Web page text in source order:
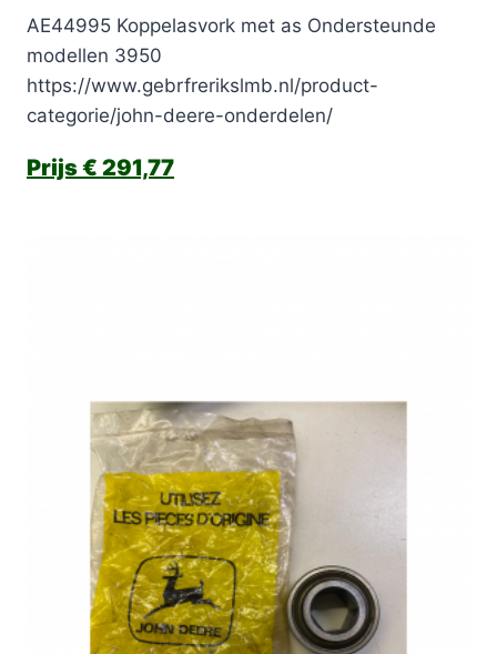
AE44995 Koppelasvork met as Ondersteunde
modellen 3950
https://www.gebrfrerikslmb.nl/product-
categorie/john-deere-onderdelen/
€ 291,77